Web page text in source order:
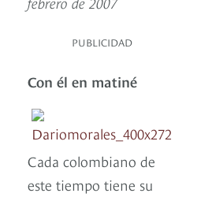
PUBLICIDAD
Con él en matiné
Cada colombiano de
este tiempo tiene su